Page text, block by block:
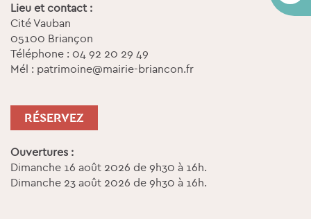
Lieu et contact :
Cité Vauban
05100 Briançon
Téléphone : 04 92 20 29 49
Mél : patrimoine@mairie-briancon.fr
RÉSERVEZ
Ouvertures :
Dimanche 16 août 2026 de 9h30 à 16h.
Dimanche 23 août 2026 de 9h30 à 16h.